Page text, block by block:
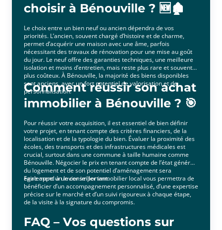
choisir à Bénouville ? 🆕🏚️
Le choix entre un bien neuf ou ancien dépendra de vos
priorités. L’ancien, souvent chargé d’histoire et de charme,
permet d’acquérir une maison avec une âme, parfois
nécessitant des travaux de rénovation pour une mise au goût
du jour. Le neuf offre des garanties techniques, une meilleure
isolation et moins d’entretien, mais reste plus rare et souvent
plus coûteux. À Bénouville, la majorité des biens disponibles
sont anciens, avec un fort potentiel de valorisation et de
personnalisation.
Comment réussir son achat
immobilier à Bénouville ? 🎯
Pour réussir votre acquisition, il est essentiel de bien définir
votre projet, en tenant compte des critères financiers, de la
localisation et de la typologie du bien. Évaluer la proximité des
écoles, des transports et des infrastructures médicales est
crucial, surtout dans une commune à taille humaine comme
Bénouville. Négocier le prix en tenant compte de l’état général
du logement et de son potentiel d’aménagement sera
également un levier important.
Faire appel à un conseiller immobilier local vous permettra de
bénéficier d’un accompagnement personnalisé, d’une expertise
précise sur le marché et d’un suivi rigoureux à chaque étape,
de la visite à la signature du compromis.
FAQ – Vos questions sur